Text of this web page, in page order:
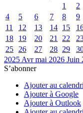
1
2
4
5 6 7 8 9
11
12 13 14 15
18
19 20 21 22
25
26 27 28 29
2025 Avrmai 2026 Juin
S’abonner
Ajouter au
Ajouter à Google
Ajouter à Outlook